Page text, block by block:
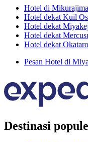
Hotel di
Hotel dekat Kuil
Hotel dekat
Hotel dekat
Hotel dekat
Pesan Hotel di
Destinasi